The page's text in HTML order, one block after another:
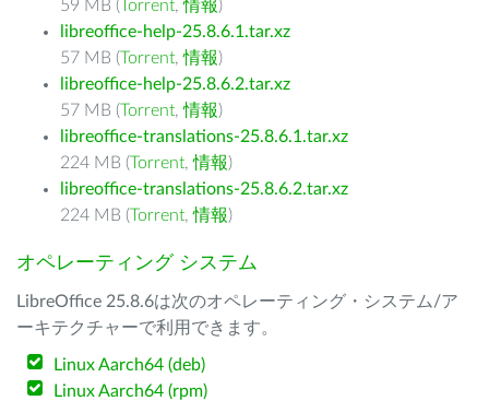
59 MB (Torrent,情報)
libreoffice-help-25.8.6.1.tar.xz
57 MB (Torrent,情報)
libreoffice-help-25.8.6.2.tar.xz
57 MB (Torrent,情報)
libreoffice-translations-25.8.6.1.tar.xz
224 MB (Torrent,情報)
libreoffice-translations-25.8.6.2.tar.xz
224 MB (Torrent,情報)
オペレーティング システム
LibreOffice 25.8.6は次のオペレーティング・システム/ア
ーキテクチャーで利用できます。
Linux Aarch64 (deb)
Linux Aarch64 (rpm)